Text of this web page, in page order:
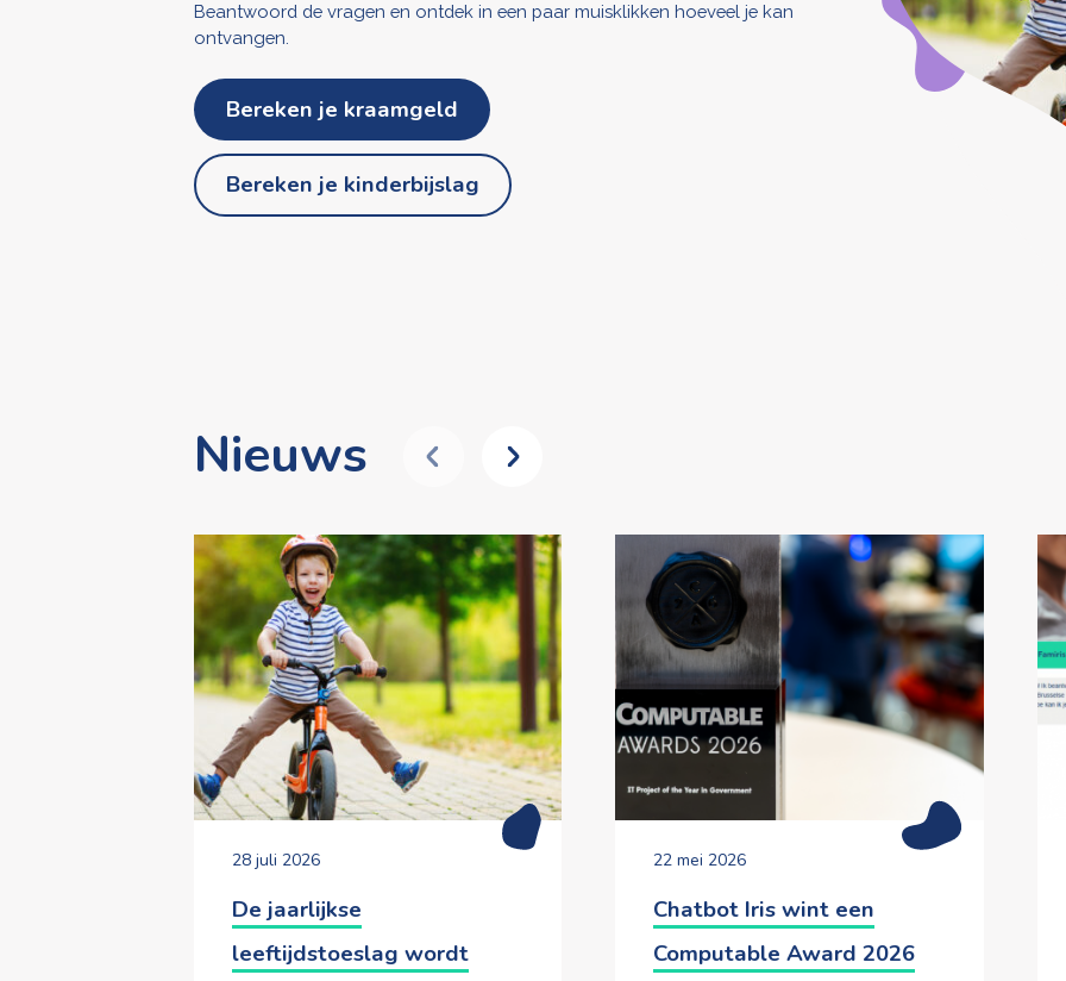
Beantwoord de vragen en ontdek in een paar muisklikken hoeveel je kan
ontvangen.
Bereken je kraamgeld
Bereken je kinderbijslag
Nieuws
28 juli 2026
De jaarlijkse
leeftijdstoeslag wordt
22 mei 2026
Chatbot Iris wint een
Computable Award 2026